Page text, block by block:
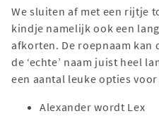
We sluiten af met een rijtje
kindje namelijk ook een
afkorten. De roepnaam
de ‘echte’ naam juist heel
een aantal leuke opties
Alexander wordt Lex